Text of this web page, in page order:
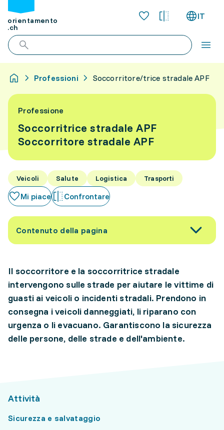
orientamento
.ch
IT
Professioni Soccorritore/trice stradale APF
Professione
Soccorritrice stradale APF
Soccorritore stradale APF
Veicoli Salute Logistica Trasporti
Mi piace Confrontare
Contenuto della pagina
Il soccorritore e la soccorritrice stradale
intervengono sulle strade per aiutare le vittime di
guasti ai veicoli o incidenti stradali. Prendono in
consegna i veicoli danneggiati, li riparano con
urgenza o li evacuano. Garantiscono la sicurezza
delle persone, delle strade e dell'ambiente.
Attività
Sicurezza e salvataggio